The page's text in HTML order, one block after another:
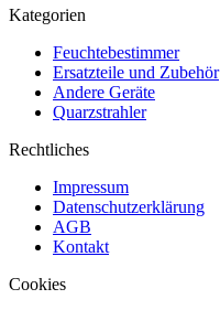
Kategorien
Feuchtebestimmer
Ersatzteile und Zubehör
Andere Geräte
Quarzstrahler
Rechtliches
Impressum
Datenschutzerklärung
AGB
Kontakt
Cookies